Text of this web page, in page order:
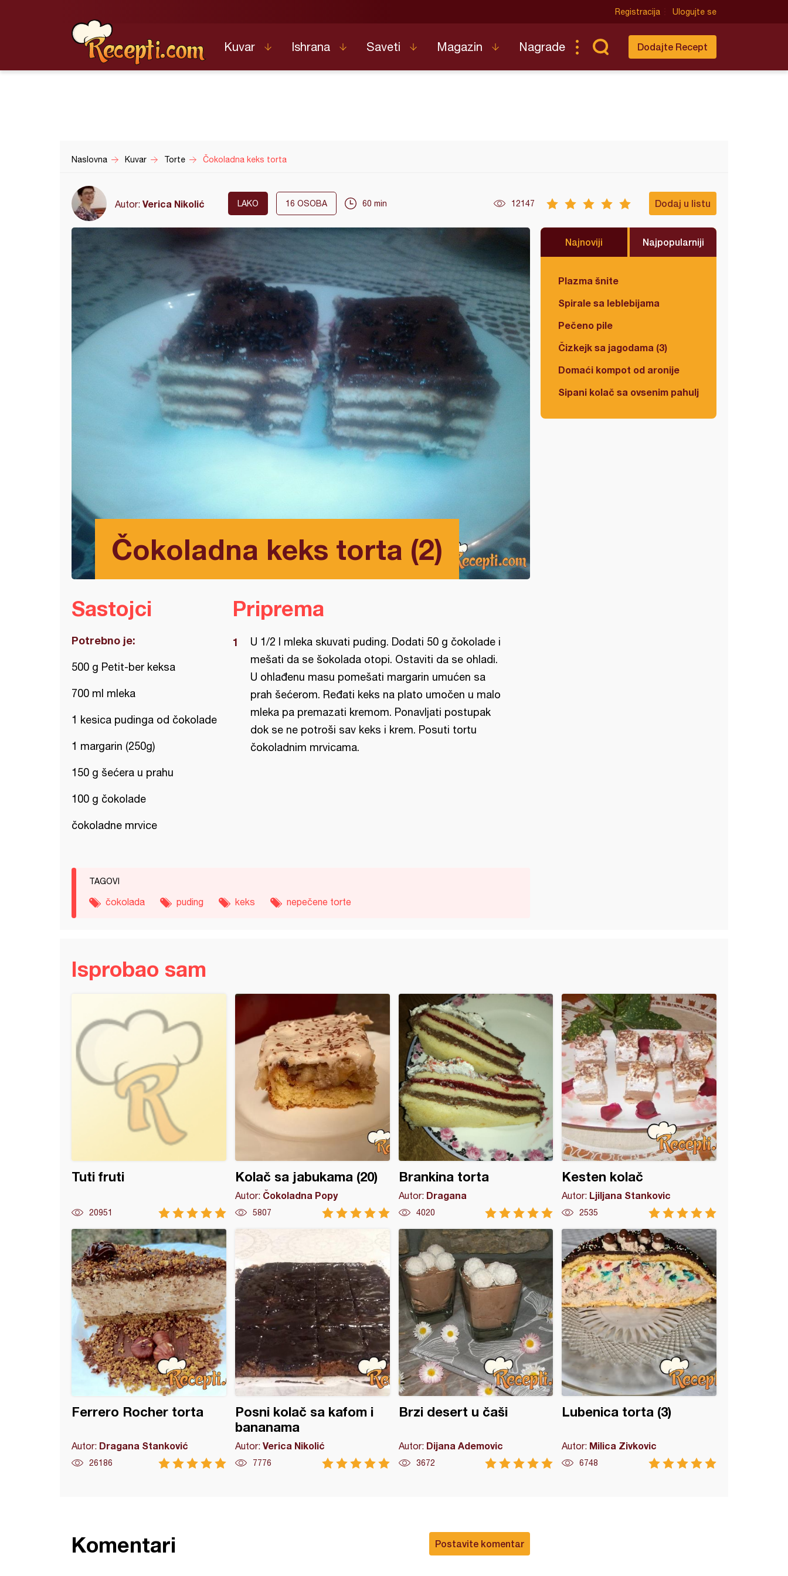
Registracija Ulogujte se
Kuvar Ishrana Saveti Magazin Nagrade Dodajte Recept
Naslovna Kuvar Torte Čokoladna keks torta
Autor: Verica Nikolić LAKO 16 OSOBA 60 min 12147 Dodaj u listu
Čokoladna keks torta (2)
Najnoviji Najpopularniji
Plazma šnite
Spirale sa leblebijama
Pečeno pile
Čizkejk sa jagodama (3)
Domaći kompot od aronije
Sipani kolač sa ovsenim pahuljicama i višnjama
Sastojci
Potrebno je:
500 g Petit-ber keksa
700 ml mleka
1 kesica pudinga od čokolade
1 margarin (250g)
150 g šećera u prahu
100 g čokolade
čokoladne mrvice
Priprema
U 1/2 l mleka skuvati puding. Dodati 50 g čokolade i
mešati da se šokolada otopi. Ostaviti da se ohladi.
U ohlađenu masu pomešati margarin umućen sa
prah šećerom. Ređati keks na plato umočen u malo
mleka pa premazati kremom. Ponavljati postupak
dok se ne potroši sav keks i krem. Posuti tortu
čokoladnim mrvicama.
TAGOVI
čokolada puding keks nepečene torte
Isprobao sam
Tuti fruti
20951
Kolač sa jabukama (20)
Autor: Čokoladna Popy
5807
Brankina torta
Autor: Dragana
4020
Kesten kolač
Autor: Ljiljana Stankovic
2535
Ferrero Rocher torta
Autor: Dragana Stanković
26186
Posni kolač sa kafom i
bananama
Autor: Verica Nikolić
7776
Brzi desert u čaši
Autor: Dijana Ademovic
3672
Lubenica torta (3)
Autor: Milica Zivkovic
6748
Postavite komentar
Komentari